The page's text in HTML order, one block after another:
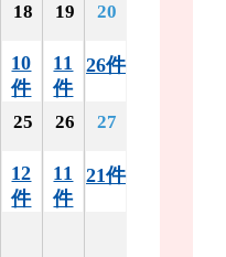
18
10
件
19
11
件
20
26件
25
12
件
26
11
件
27
21件